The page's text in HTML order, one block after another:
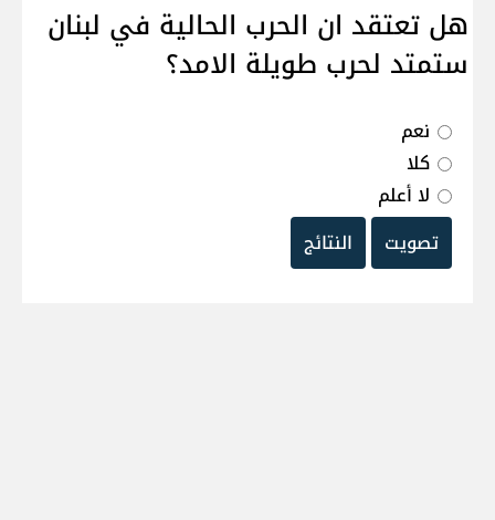
هل تعتقد ان الحرب الحالية في لبنان
ستمتد لحرب طويلة الامد؟
نعم
كلا
لا أعلم
تصويت
النتائج